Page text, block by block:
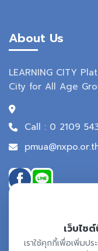
About Us
LEARNING CITY
City for All Age
Call : 0 2109
เว็บไซ
เราใช้คุกกี้เพื่อเพิ่มป